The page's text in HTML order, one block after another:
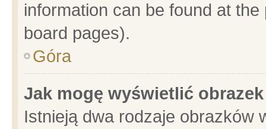
information can be found at
board pages).
Góra
Jak mogę wyświetlić
Istnieją dwa rodzaje obrazków